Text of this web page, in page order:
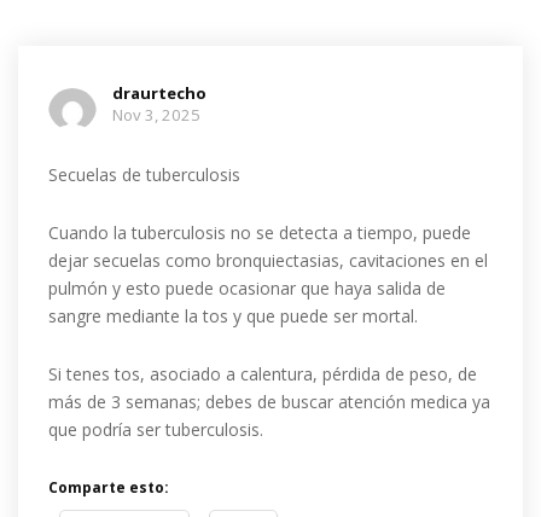
draurtecho
Nov 3, 2025
Secuelas de tuberculosis
Cuando la tuberculosis no se detecta a tiempo, puede
dejar secuelas como bronquiectasias, cavitaciones en el
pulmón y esto puede ocasionar que haya salida de
sangre mediante la tos y que puede ser mortal.
Si tenes tos, asociado a calentura, pérdida de peso, de
más de 3 semanas; debes de buscar atención medica ya
que podría ser tuberculosis.
Comparte esto: